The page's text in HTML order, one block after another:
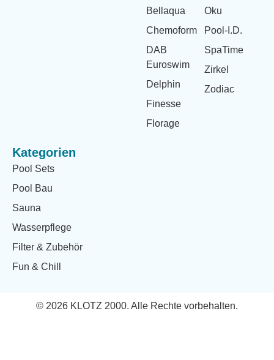
Bellaqua
Chemoform
DAB
Euroswim
Delphin
Finesse
Florage
Oku
Pool-I.D.
SpaTime
Zirkel
Zodiac
Kategorien
Pool Sets
Pool Bau
Sauna
Wasserpflege
Filter & Zubehör
Fun & Chill
© 2026 KLOTZ 2000. Alle Rechte vorbehalten.